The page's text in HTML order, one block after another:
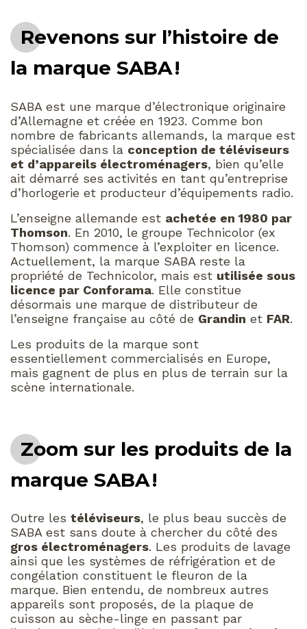
Revenons sur l’histoire de
la marque SABA !
SABA est une marque d’électronique originaire
d’Allemagne et créée en 1923. Comme bon
nombre de fabricants allemands, la marque est
spécialisée dans la conception de téléviseurs
et d’appareils électroménagers, bien qu’elle
ait démarré ses activités en tant qu’entreprise
d’horlogerie et producteur d’équipements radio.
L’enseigne allemande est achetée en 1980 par
Thomson. En 2010, le groupe Technicolor (ex
Thomson) commence à l’exploiter en licence.
Actuellement, la marque SABA reste la
propriété de Technicolor, mais est utilisée sous
licence par Conforama. Elle constitue
désormais une marque de distributeur de
l’enseigne française au côté de Grandin et FAR.
Les produits de la marque sont
essentiellement commercialisés en Europe,
mais gagnent de plus en plus de terrain sur la
scène internationale.
Zoom sur les produits de la
marque SABA !
Outre les téléviseurs, le plus beau succès de
SABA est sans doute à chercher du côté des
gros électroménagers. Les produits de lavage
ainsi que les systèmes de réfrigération et de
congélation constituent le fleuron de la
marque. Bien entendu, de nombreux autres
appareils sont proposés, de la plaque de
cuisson au sèche-linge en passant par